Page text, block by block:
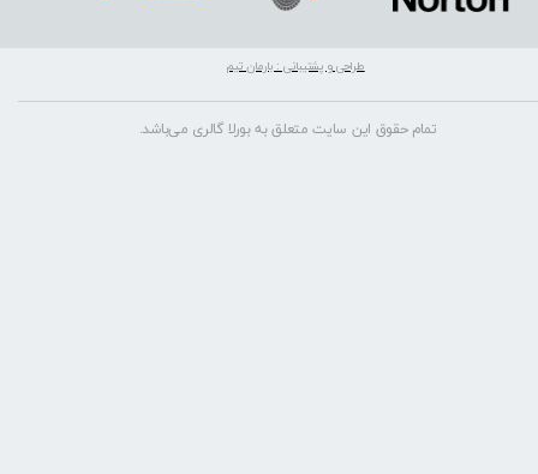
تمام حقوق این سایت متعلق به بورلا گالری می‌باشد.
طراحی و پشتیبانی : بارمان تیم